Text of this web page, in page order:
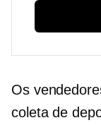
Os
coleta de